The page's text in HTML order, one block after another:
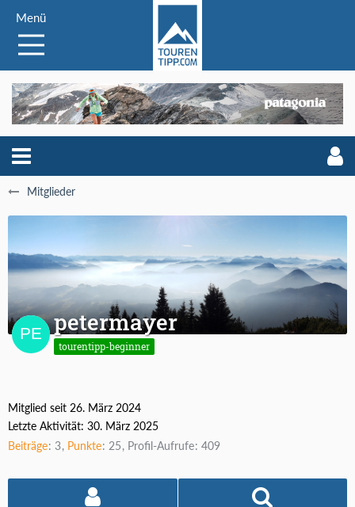
Menü
Mitglieder
petermayer
tourentipp-beginner
Mitglied seit 26. März 2024
Letzte Aktivität: 30. März 2025
Beiträge 3 Punkte 25 Profil-Aufrufe 409